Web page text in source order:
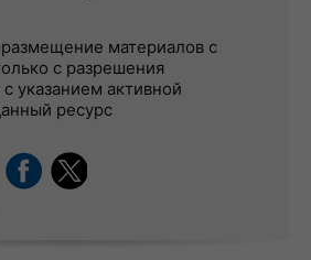
материалов с
с разрешения
указанием активной
ресурс